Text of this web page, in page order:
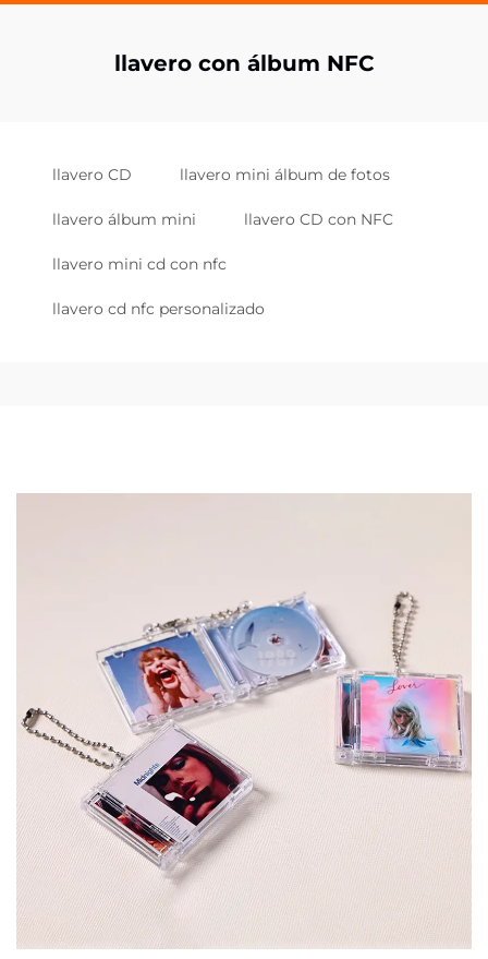
llavero con álbum NFC
llavero CD llavero mini álbum de fotos
llavero álbum mini llavero CD con NFC
llavero mini cd con nfc
llavero cd nfc personalizado